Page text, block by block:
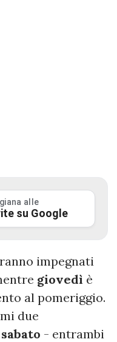
alle
su Google
impegnati
giovedì è
al pomeriggio.
due
sabato - entrambi